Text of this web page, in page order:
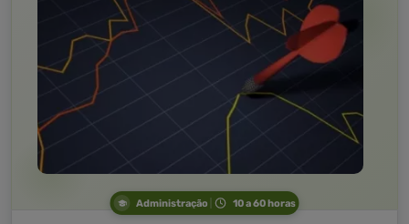
Administração 10 a 60 horas